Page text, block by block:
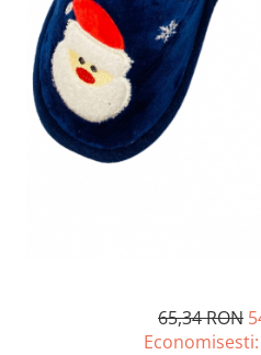
65,34 RON
Economisesti: